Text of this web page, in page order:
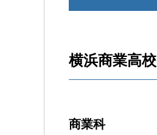
横浜商業高
商業科